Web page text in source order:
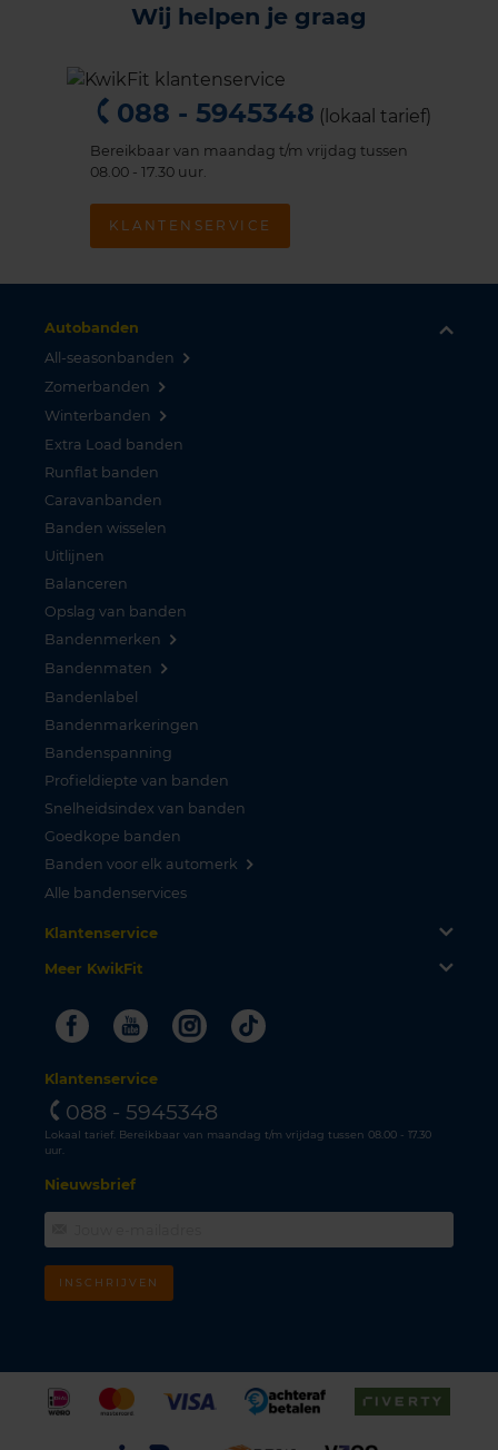
Wij helpen je graag
088 - 5945348 (lokaal tarief)
Bereikbaar van maandag t/m vrijdag tussen
08.00 - 17.30 uur.
KLANTENSERVICE
Autobanden
All-seasonbanden
Zomerbanden
Winterbanden
Extra Load banden
Runflat banden
Caravanbanden
Banden wisselen
Uitlijnen
Balanceren
Opslag van banden
Bandenmerken
Bandenmaten
Bandenlabel
Bandenmarkeringen
Bandenspanning
Profieldiepte van banden
Snelheidsindex van banden
Goedkope banden
Banden voor elk automerk
Alle bandenservices
Klantenservice
Meer KwikFit
FacebookYoutubeInstagram
Tiktok
Klantenservice
088 - 5945348
Lokaal tarief. Bereikbaar van maandag t/m vrijdag tussen 08.00 - 17.30
uur.
Nieuwsbrief
INSCHRIJVEN